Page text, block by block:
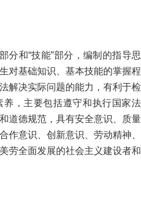
和“技能”部分，编制的指导思
对基础知识、基本技能的掌握程
解决实际问题的能力，有利于检
，主要包括遵守和执行国家法
道德规范，具有安全意识、质量
作意识、创新意识、劳动精神、
劳全面发展的社会主义建设者和